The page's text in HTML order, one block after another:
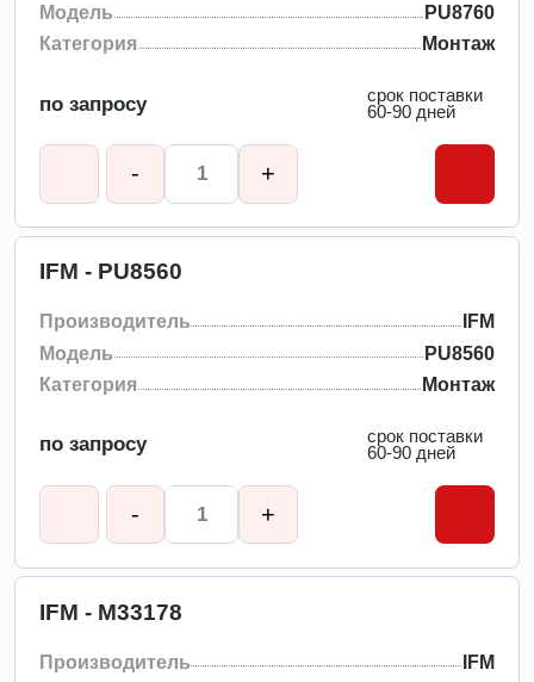
Модель
PU8760
Категория
Монтаж
по запросу
срок поставки
60-90 дней
- +
IFM - PU8560
Производитель
IFM
Модель
PU8560
Категория
Монтаж
по запросу
срок поставки
60-90 дней
- +
IFM - M33178
Производитель IFM